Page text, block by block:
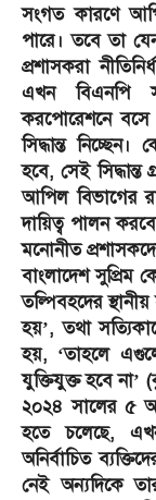
সংগত কারণে
পারে। তবে তা
প্রশাসকরা
এখন বিএনপি
করপোরেশনে বসে
সিদ্ধান্ত
হবে, সেই
আপিল বিভাগের
দায়িত্ব পালন
মনোনীত
বাংলাদেশ সুপ্রিম
তল্পিবহদের
হয়’, তথা
হয়, ‘তাহলে
যুক্তিযুক্ত হবে না’
২০২৪ সালের ৫
হতে চলেছে,
অনির্বাচিত
নেই অন্যদিকে